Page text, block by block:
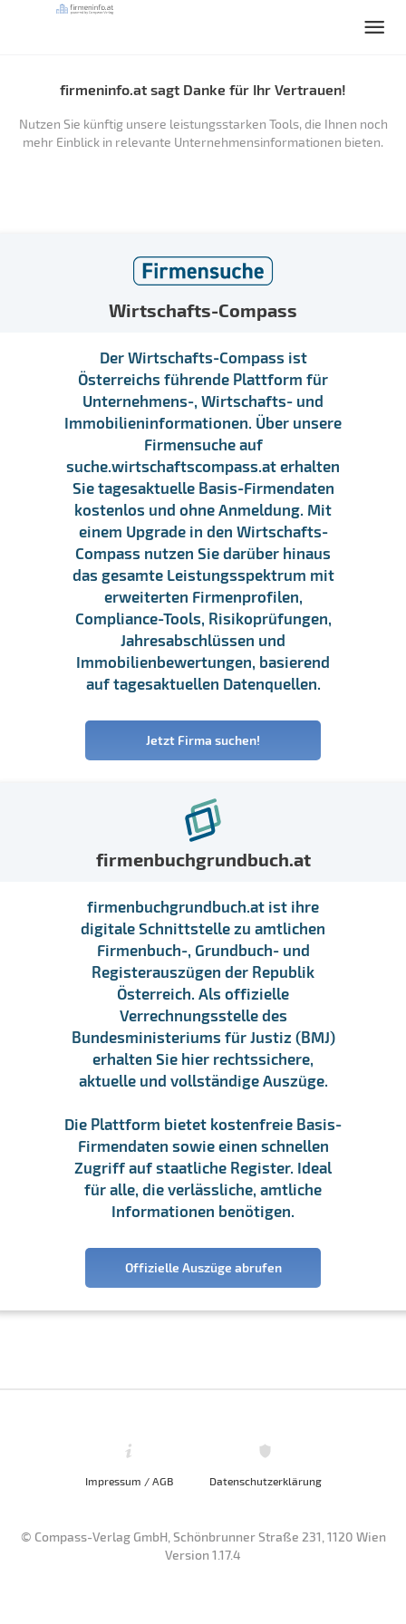
firmeninfo.at sagt Danke für Ihr Vertrauen!
Nutzen Sie künftig unsere leistungsstarken Tools, die Ihnen noch
mehr Einblick in relevante Unternehmensinformationen bieten.
Wirtschafts-Compass
Der Wirtschafts-Compass ist
Österreichs führende Plattform für
Unternehmens-, Wirtschafts- und
Immobilieninformationen. Über unsere
Firmensuche auf
suche.wirtschaftscompass.at erhalten
Sie tagesaktuelle Basis-Firmendaten
kostenlos und ohne Anmeldung. Mit
einem Upgrade in den Wirtschafts-
Compass nutzen Sie darüber hinaus
das gesamte Leistungsspektrum mit
erweiterten Firmenprofilen,
Compliance-Tools, Risikoprüfungen,
Jahresabschlüssen und
Immobilienbewertungen, basierend
auf tagesaktuellen Datenquellen.
Jetzt Firma suchen!
firmenbuchgrundbuch.at
firmenbuchgrundbuch.at ist ihre
digitale Schnittstelle zu amtlichen
Firmenbuch-, Grundbuch- und
Registerauszügen der Republik
Österreich. Als offizielle
Verrechnungsstelle des
Bundesministeriums für Justiz (BMJ)
erhalten Sie hier rechtssichere,
aktuelle und vollständige Auszüge.
Die Plattform bietet kostenfreie Basis-
Firmendaten sowie einen schnellen
Zugriff auf staatliche Register. Ideal
für alle, die verlässliche, amtliche
Informationen benötigen.
Offizielle Auszüge abrufen
Impressum / AGB Datenschutzerklärung
© Compass-Verlag GmbH, Schönbrunner Straße 231, 1120 Wien
Version 1.17.4